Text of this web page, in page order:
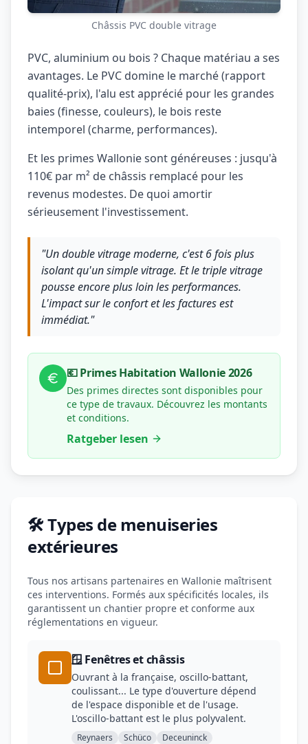
Châssis PVC double vitrage
PVC, aluminium ou bois ? Chaque matériau a ses
avantages. Le PVC domine le marché (rapport
qualité-prix), l'alu est apprécié pour les grandes
baies (finesse, couleurs), le bois reste
intemporel (charme, performances).
Et les primes Wallonie sont généreuses : jusqu'à
110€ par m² de châssis remplacé pour les
revenus modestes. De quoi amortir
sérieusement l'investissement.
"Un double vitrage moderne, c'est 6 fois plus
isolant qu'un simple vitrage. Et le triple vitrage
pousse encore plus loin les performances.
L'impact sur le confort et les factures est
immédiat."
💶 Primes Habitation Wallonie 2026
Des primes directes sont disponibles pour
ce type de travaux. Découvrez les montants
et conditions.
Ratgeber lesen
🛠️ Types de menuiseries
extérieures
Tous nos artisans partenaires en Wallonie maîtrisent
ces interventions. Formés aux spécificités locales, ils
garantissent un chantier propre et conforme aux
réglementations en vigueur.
🪟 Fenêtres et châssis
Ouvrant à la française, oscillo-battant,
coulissant... Le type d'ouverture dépend
de l'espace disponible et de l'usage.
L'oscillo-battant est le plus polyvalent.
Reynaers Schüco
Deceuninck